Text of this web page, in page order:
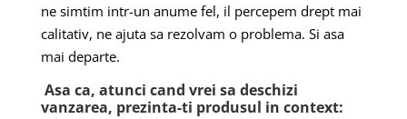
ne simtim intr-un anume fel, il percepem drept mai
calitativ, ne ajuta sa rezolvam o problema. Si asa
mai departe.
Asa ca, atunci cand vrei sa deschizi
vanzarea, prezinta-ti produsul in context: